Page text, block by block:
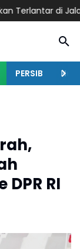
Jalan,
PERSIB
RI